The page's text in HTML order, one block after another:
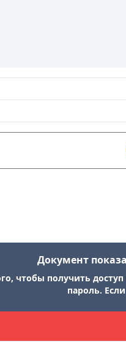
Документ
чтобы получить
пароль.